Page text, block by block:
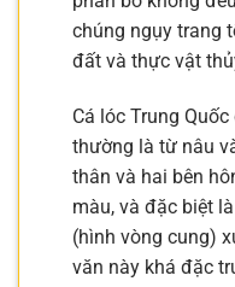
chúng ngụy trang
đất và thực vật
Cá lóc Trung
thường là từ nâu
thân và hai bên
màu, và đặc biệt
(hình vòng cung)
văn này khá đặc